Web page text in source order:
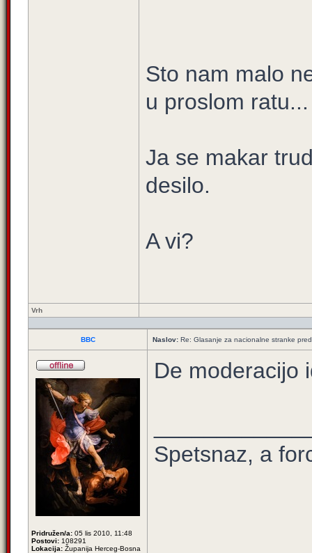
Sto nam malo
u proslom ratu...
Ja se makar
desilo.
A vi?
Vrh
BBC Naslov: Re: Glasanje za nacionalne stranke
Pridružen/a: 05 lis 2010, 11:48
Postovi: 108291
Lokacija: Županija Herceg-Bosna
De moderacijo
Spetsnaz, a